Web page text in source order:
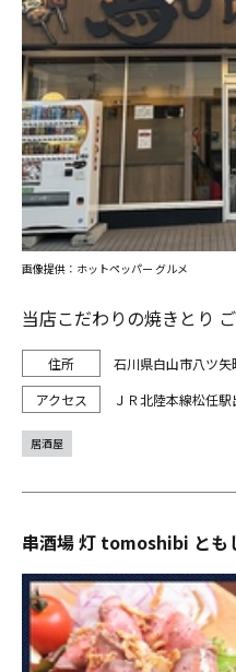
当店こだわりの焼きとり
石川県白山市八ツ矢
ＪＲ北陸本線松任
画像提供：ホットペッパー グルメ
居酒屋
串酒場 灯 tomoshibi とも